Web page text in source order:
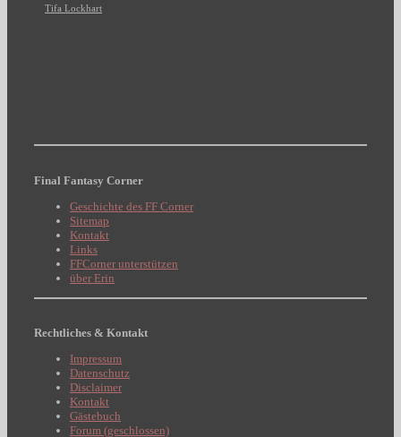
Tifa Lockhart
Final Fantasy Corner
Geschichte des FF Corner
Sitemap
Kontakt
Links
FFCorner unterstützen
über Erin
Rechtliches & Kontakt
Impressum
Datenschutz
Disclaimer
Kontakt
Gästebuch
Forum (geschlossen)